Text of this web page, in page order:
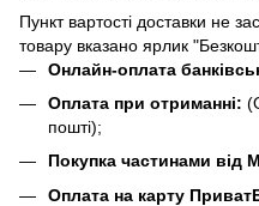
Пункт вартості доставки не
товару вказано ярлик
Онлайн-оплата
Оплата при отриманні:
пошті);
Покупка частинами від
Оплата на карту